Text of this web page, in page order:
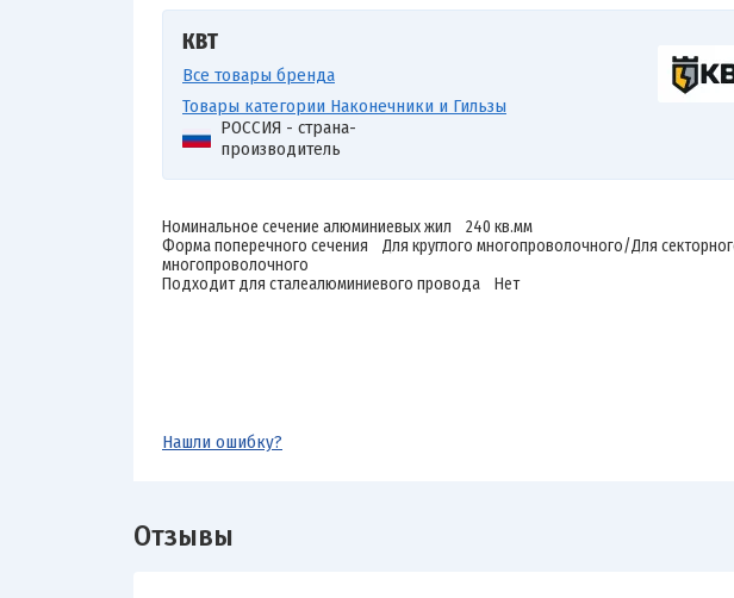
КВТ
Все товары бренда
Товары категории Наконечники и Гильзы
РОССИЯ - страна-
производитель
Номинальное сечение алюминиевых жил 240 кв.мм
Форма поперечного сечения Для круглого многопроволочного/Для
многопроволочного
Подходит для сталеалюминиевого провода Нет
Нашли ошибку?
Отзывы